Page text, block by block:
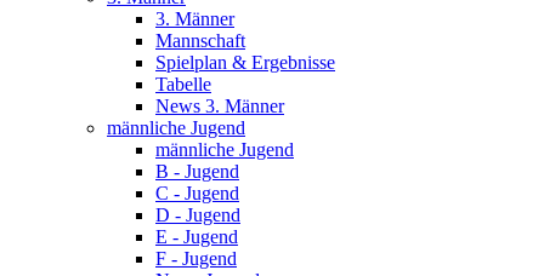
3. Männer
Mannschaft
Spielplan & Ergebnisse
Tabelle
News 3. Männer
männliche Jugend
männliche Jugend
B - Jugend
C - Jugend
D - Jugend
E - Jugend
F - Jugend